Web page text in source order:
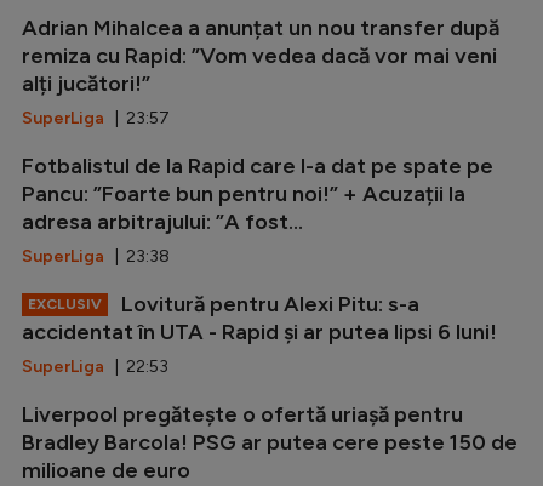
Adrian Mihalcea a anunțat un nou transfer după
remiza cu Rapid: ”Vom vedea dacă vor mai veni
alți jucători!”
SuperLiga | 23:57
Fotbalistul de la Rapid care l-a dat pe spate pe
Pancu: ”Foarte bun pentru noi!” + Acuzații la
adresa arbitrajului: ”A fost...
SuperLiga | 23:38
EXCLUSIV
Lovitură pentru Alexi Pitu: s-a
accidentat în UTA - Rapid și ar putea lipsi 6 luni!
SuperLiga | 22:53
Liverpool pregătește o ofertă uriașă pentru
Bradley Barcola! PSG ar putea cere peste 150 de
milioane de euro